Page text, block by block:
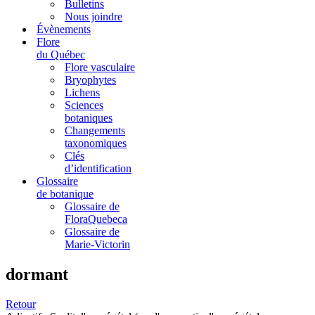
Bulletins
Nous joindre
Évènements
Flore
du Québec
Flore vasculaire
Bryophytes
Lichens
Sciences
botaniques
Changements
taxonomiques
Clés
d’identification
Glossaire
de botanique
Glossaire de
FloraQuebeca
Glossaire de
Marie-Victorin
dormant
Retour